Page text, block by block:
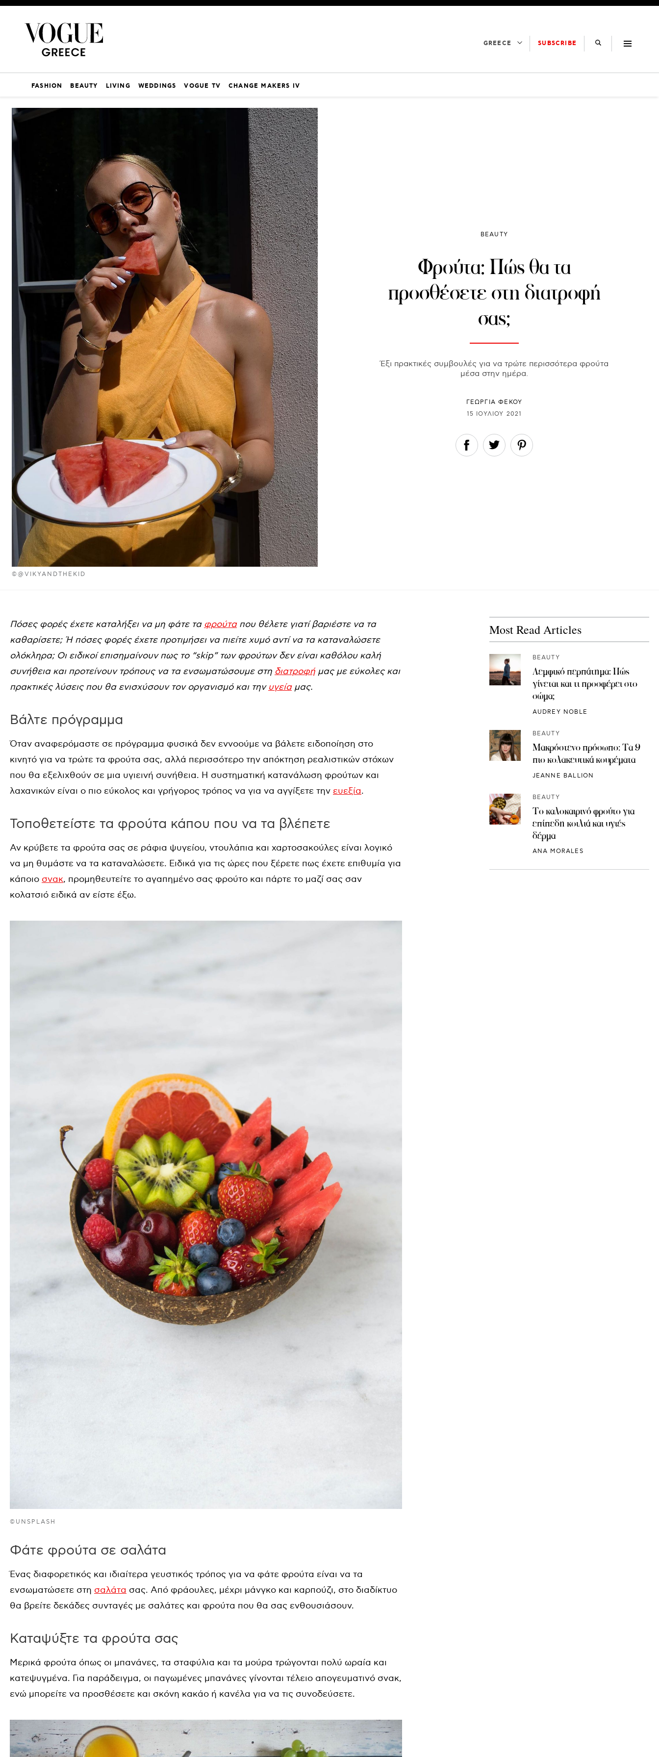
GREECE SUBSCRIBE
FASHION BEAUTY LIVING WEDDINGS VOGUE TV CHANGE MAKERS IV
©@VIKYANDTHEKID
BEAUTY
Φρούτα: Πώς θα τα
προσθέσετε στη διατροφή
σας;
Έξι πρακτικές συμβουλές για να τρώτε περισσότερα φρούτα
μέσα στην ημέρα.
ΓΕΩΡΓΙΑ ΦΕΚΟΥ
15 ΙΟΥΛΊΟΥ 2021
Πόσες φορές έχετε καταλήξει να μη φάτε τα φρούταπου θέλετε γιατί βαριέστε να τα
καθαρίσετε; Ή πόσες φορές έχετε προτιμήσει να πιείτε χυμό αντί να τα καταναλώσετε
ολόκληρα; Οι ειδικοί επισημαίνουν πως το “skip” των φρούτων δεν είναι καθόλου καλή
συνήθεια και προτείνουν τρόπους να τα ενσωματώσουμε στη διατροφήμας με εύκολες και
πρακτικές λύσεις που θα ενισχύσουν τον οργανισμό και την υγείαμας.
Βάλτε πρόγραμμα
Όταν αναφερόμαστε σε πρόγραμμα φυσικά δεν εννοούμε να βάλετε ειδοποίηση στο
κινητό για να τρώτε τα φρούτα σας, αλλά περισσότερο την απόκτηση ρεαλιστικών στόχων
που θα εξελιχθούν σε μια υγιεινή συνήθεια. Η συστηματική κατανάλωση φρούτων και
λαχανικών είναι ο πιο εύκολος και γρήγορος τρόπος να για να αγγίξετε την ευεξία.
Τοποθετείστε τα φρούτα κάπου που να τα βλέπετε
Αν κρύβετε τα φρούτα σας σε ράφια ψυγείου, ντουλάπια και χαρτοσακούλες είναι λογικό
να μη θυμάστε να τα καταναλώσετε. Ειδικά για τις ώρες που ξέρετε πως έχετε επιθυμία για
κάποιο σνακ, προμηθευτείτε το αγαπημένο σας φρούτο και πάρτε το μαζί σας σαν
κολατσιό ειδικά αν είστε έξω.
©UNSPLASH
Φάτε φρούτα σε σαλάτα
Ένας διαφορετικός και ιδιαίτερα γευστικός τρόπος για να φάτε φρούτα είναι να τα
ενσωματώσετε στη σαλάτα σας. Από φράουλες, μέχρι μάνγκο και καρπούζι, στο διαδίκτυο
θα βρείτε δεκάδες συνταγές με σαλάτες και φρούτα που θα σας ενθουσιάσουν.
Καταψύξτε τα φρούτα σας
Μερικά φρούτα όπως οι μπανάνες, τα σταφύλια και τα μούρα τρώγονται πολύ ωραία και
κατεψυγμένα. Για παράδειγμα, οι παγωμένες μπανάνες γίνονται τέλειο απογευματινό σνακ,
ενώ μπορείτε να προσθέσετε και σκόνη κακάο ή κανέλα για να τις συνοδεύσετε.
Most Read Articles
BEAUTY
Λεμφικό περπάτημα: Πώς
γίνεται και τι προσφέρει στο
σώμα;
AUDREY NOBLE
BEAUTY
Μακρόστενο πρόσωπο: Τα 9
πιο κολακευτικά κουρέματα
JEANNE BALLION
BEAUTY
Το καλοκαιρινό φρούτο για
επίπεδη κοιλιά και υγιές
δέρμα
ANA MORALES